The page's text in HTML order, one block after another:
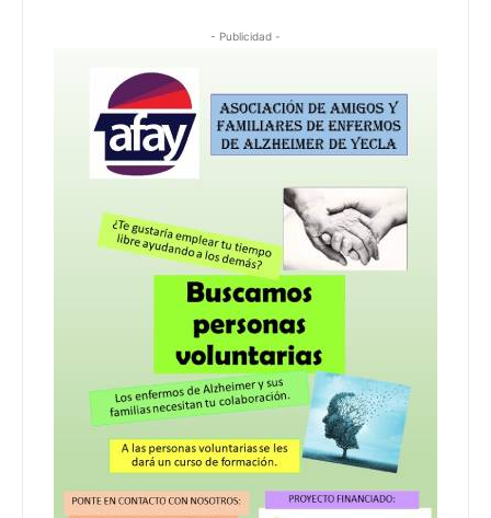
- Publicidad -